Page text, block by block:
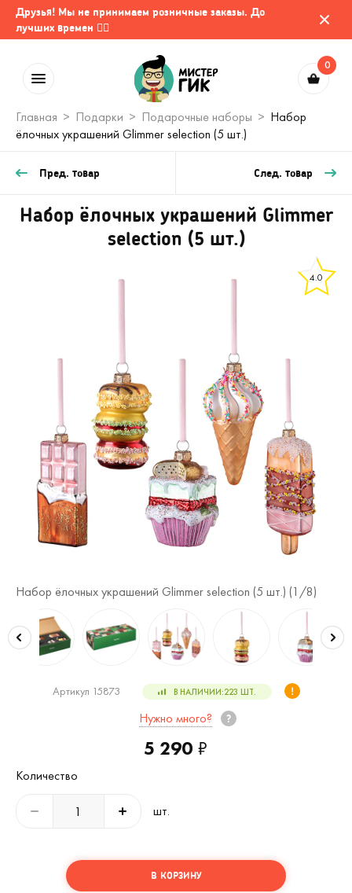
Друзья! Мы не принимаем розничные заказы. До
лучших времен 🤷‍♂️
0
Главная Подарки Подарочные наборы
Набор
ёлочных украшений Glimmer selection (5 шт.)
Пред. товар След. товар
Набор ёлочных украшений Glimmer
selection (5 шт.)
4.0
Набор ёлочных украшений Glimmer selection (5 шт.) (1 /8)
Артикул 15873 В НАЛИЧИИ:223 ШТ.
Нужно много?
5 290 ₽
Количество
шт.
В КОРЗИНУ